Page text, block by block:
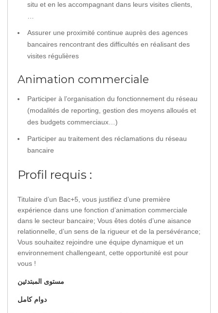
situ et en les accompagnant dans leurs visites clients,
Assurer une proximité continue auprès des agences
bancaires rencontrant des difficultés en réalisant des
visites régulières
Animation commerciale
Participer à l’organisation du fonctionnement du réseau
(modalités de reporting, gestion des moyens alloués et
des budgets commerciaux…)
Participer au traitement des réclamations du réseau
bancaire
Profil requis :
Titulaire d’un Bac+5, vous justifiez d’une première
expérience dans une fonction d’animation commerciale
dans le secteur bancaire; Vous êtes dotés d’une aisance
relationnelle, d’un sens de la rigueur et de la persévérance;
Vous souhaitez rejoindre une équipe dynamique et un
environnement challengeant, cette opportunité est pour
vous !
مستوى المبتدئين
دوام كامل